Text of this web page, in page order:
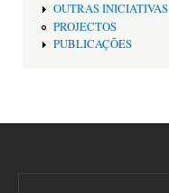
OUTRAS INICIATIVAS
PROJECTOS
PUBLICAÇÕES